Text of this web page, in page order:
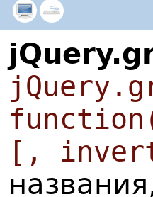
[,